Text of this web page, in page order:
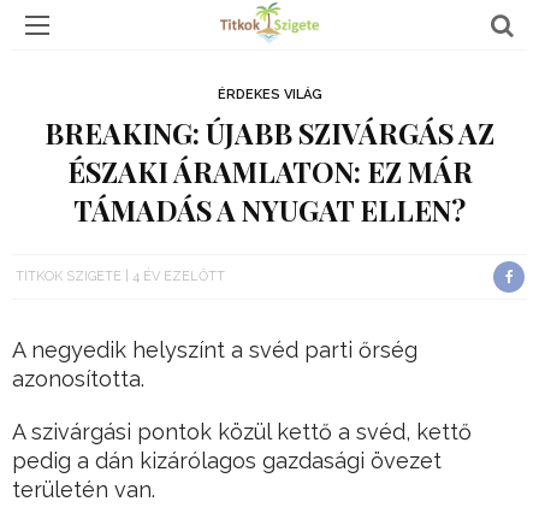
ÉRDEKES VILÁG
BREAKING: ÚJABB SZIVÁRGÁS AZ
ÉSZAKI ÁRAMLATON: EZ MÁR
TÁMADÁS A NYUGAT ELLEN?
TITKOK SZIGETE 4 ÉV EZELŐTT
A negyedik helyszínt a svéd parti őrség
azonosította.
A szivárgási pontok közül kettő a svéd, kettő
pedig a dán kizárólagos gazdasági övezet
területén van.